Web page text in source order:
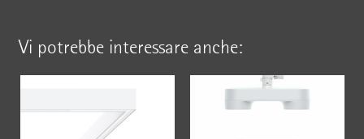
Vi potrebbe interessare anche: